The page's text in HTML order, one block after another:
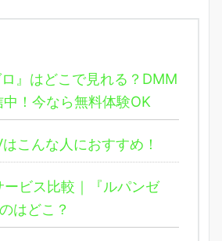
ロ』はどこで見れる？DMM
！今なら無料体験OK
こんな人におすすめ！
ービス比較｜『ルパンゼ
はどこ？